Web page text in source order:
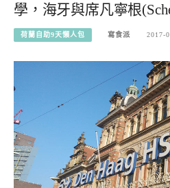
學，海牙與席凡寧根
荷蘭自助9天懶人包 寫食派 2017-